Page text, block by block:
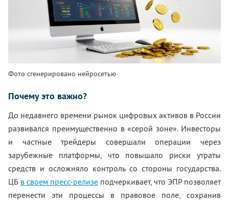
Фото сгенерировано нейросетью
Почему это важно?
До недавнего времени рынок цифровых активов в России
развивался преимущественно в «серой зоне». Инвесторы
и частные трейдеры совершали операции через
зарубежные платформы, что повышало риски утраты
средств и осложняло контроль со стороны государства.
ЦБ в своем пресс-релизе подчеркивает, что ЭПР позволяет
перенести эти процессы в правовое поле, сохранив